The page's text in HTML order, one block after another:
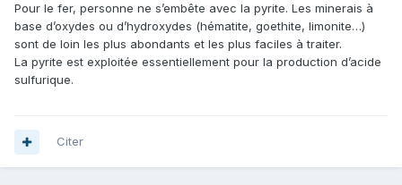
Pour le fer, personne ne s’embête avec la pyrite. Les minerais à
base d’oxydes ou d’hydroxydes (hématite, goethite, limonite…)
sont de loin les plus abondants et les plus faciles à traiter.
La pyrite est exploitée essentiellement pour la production d’acide
sulfurique.
Citer